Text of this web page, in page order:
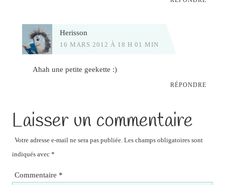
Herisson
16 MARS 2012 À 18 H 01 MIN
Ahah une petite geekette :)
RÉPONDRE
Laisser un commentaire
Votre adresse e-mail ne sera pas publiée. Les champs obligatoires sont
indiqués avec *
Commentaire *